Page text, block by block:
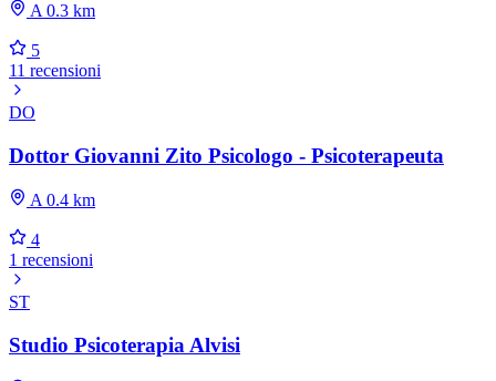
A 0.3 km
5
11 recensioni
DO
Dottor Giovanni Zito Psicologo - Psicoterapeuta
A 0.4 km
4
1 recensioni
ST
Studio Psicoterapia Alvisi